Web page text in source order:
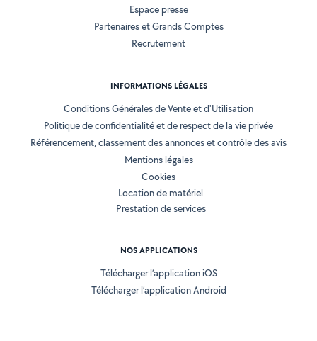
Espace presse
Partenaires et Grands Comptes
Recrutement
INFORMATIONS LÉGALES
Conditions Générales de Vente et d'Utilisation
Politique de confidentialité et de respect de la vie privée
Référencement, classement des annonces et contrôle des avis
Mentions légales
Cookies
Location de matériel
Prestation de services
NOS APPLICATIONS
Télécharger l’application iOS
Télécharger l’application Android